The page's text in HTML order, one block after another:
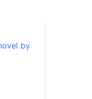
novel by